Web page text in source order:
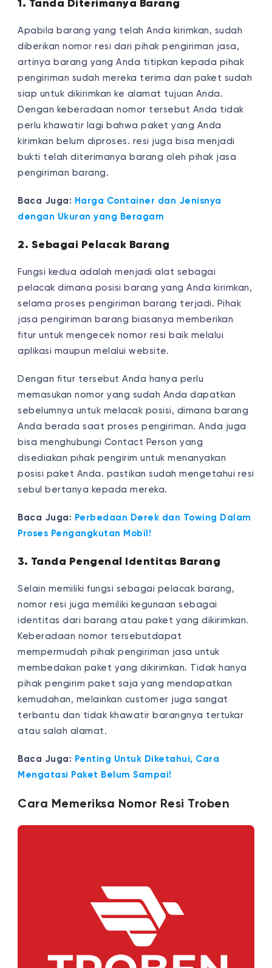
1. Tanda Diterimanya Barang
Apabila barang yang telah Anda kirimkan, sudah
diberikan nomor resi dari pihak pengiriman jasa,
artinya barang yang Anda titipkan kepada pihak
pengiriman sudah mereka terima dan paket sudah
siap untuk dikirimkan ke alamat tujuan Anda.
Dengan keberadaan nomor tersebut Anda tidak
perlu khawatir lagi bahwa paket yang Anda
kirimkan belum diproses. resi juga bisa menjadi
bukti telah diterimanya barang oleh pihak jasa
pengiriman barang.
Baca Juga: Harga Container dan Jenisnya
dengan Ukuran yang Beragam
2. Sebagai Pelacak Barang
Fungsi kedua adalah menjadi alat sebagai
pelacak dimana posisi barang yang Anda kirimkan,
selama proses pengiriman barang terjadi. Pihak
jasa pengiriman barang biasanya memberikan
fitur untuk mengecek nomor resi baik melalui
aplikasi maupun melalui website.
Dengan fitur tersebut Anda hanya perlu
memasukan nomor yang sudah Anda dapatkan
sebelumnya untuk melacak posisi, dimana barang
Anda berada saat proses pengiriman. Anda juga
bisa menghubungi Contact Person yang
disediakan pihak pengirim untuk menanyakan
posisi paket Anda. pastikan sudah mengetahui resi
sebul bertanya kepada mereka.
Baca Juga: Perbedaan Derek dan Towing Dalam
Proses Pengangkutan Mobil!
3. Tanda Pengenal Identitas Barang
Selain memiliki fungsi sebagai pelacak barang,
nomor resi juga memiliki kegunaan sebagai
identitas dari barang atau paket yang dikirimkan.
Keberadaan nomor tersebutdapat
mempermudah pihak pengiriman jasa untuk
membedakan paket yang dikirimkan. Tidak hanya
pihak pengirim paket saja yang mendapatkan
kemudahan, melainkan customer juga sangat
terbantu dan tidak khawatir barangnya tertukar
atau salah alamat.
Baca Juga: Penting Untuk Diketahui, Cara
Mengatasi Paket Belum Sampai!
Cara Memeriksa Nomor Resi Troben